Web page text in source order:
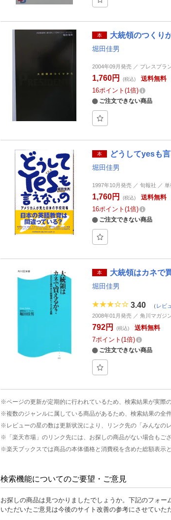
本 大統領のつくり
堀田佳男
2004年09月発売 ／ プレスプラ
1,760円 (税込)
送料無料
16ポイント 1倍
ご注文できない商品
本 どうしてyesも
堀田佳男
1997年10月発売 ／ 旬報社 ／
1,760円 (税込)
送料無料
16ポイント 1倍
ご注文できない商品
本 大統領はカネで
堀田佳男
3.40 （ レビ
2008年01月発売 ／ 角川マガジ
792円 (税込)
送料無料
7ポイント 1倍
ご注文できない商品
※ページの更新が定期的に行われているため、検索結果が実際
※複数のジャンルに属している商品があるため、検索結果の全
※レビューの星の数は更新状況により、リンク先の「みんなの
※「楽天市場」のリンク先には、お探しの商品がない場合もご
※楽天ブックスでは商品の本体価格と消費税を含めた総額表示
検索機能についてのご要望・ご意見
お探しの商品は見つかりましたでしょうか。下記のフォー
いただいたご意見は今後のサイト改善の参考にさせていた